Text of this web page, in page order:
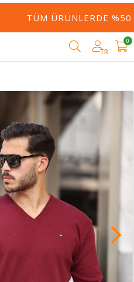
TÜM ÜRÜNLERDE %50
TR
0